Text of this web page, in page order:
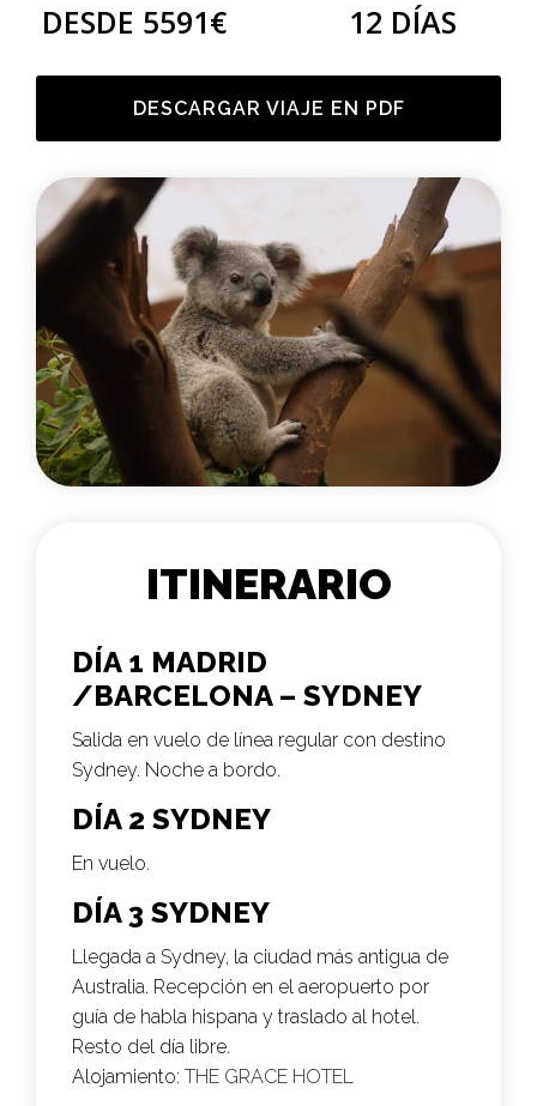
DESDE 5591€ 12 DÍAS
DESCARGAR VIAJE EN PDF
ITINERARIO
DÍA 1 MADRID
/BARCELONA – SYDNEY
Salida en vuelo de línea regular con destino
Sydney. Noche a bordo.
DÍA 2 SYDNEY
En vuelo.
DÍA 3 SYDNEY
Llegada a Sydney, la ciudad más antigua de
Australia. Recepción en el aeropuerto por
guía de habla hispana y traslado al hotel.
Resto del día libre.
Alojamiento: THE GRACE HOTEL